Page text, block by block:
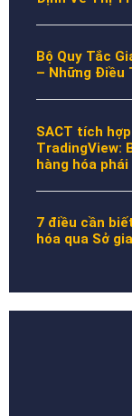
Bộ Quy Tắc
– Những Điều
SACT tích
TradingView:
hàng hóa phái
7 điều cần
hóa qua Sở